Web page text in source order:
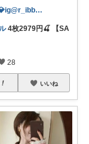
emi💎ig@r_ibbon_💍💎
4枚2979円🍒 【SA
28
いいね